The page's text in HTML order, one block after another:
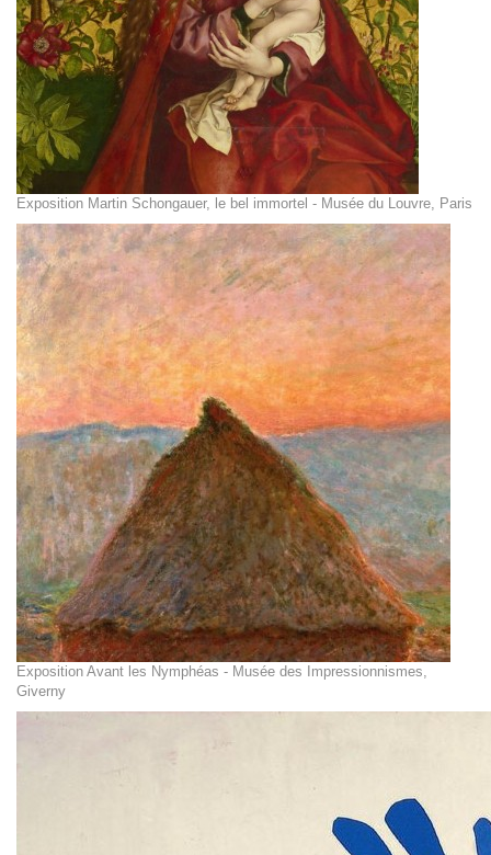
Exposition Martin Schongauer, le bel immortel - Musée du Louvre, Paris
Exposition Avant les Nymphéas - Musée des Impressionnismes,
Giverny